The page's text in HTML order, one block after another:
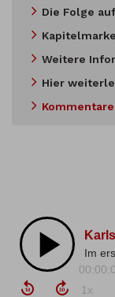
Die Folge
Weitere
Hier
Kommentare